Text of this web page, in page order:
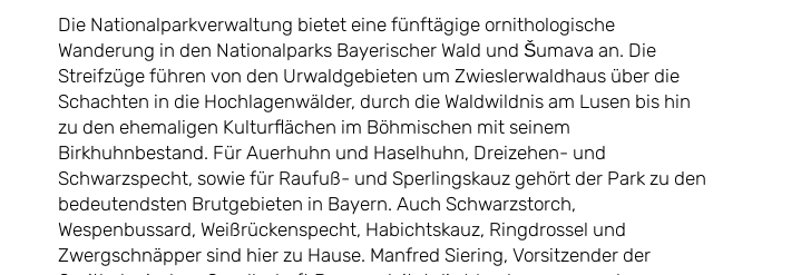
Die Nationalparkverwaltung bietet eine fünftägige ornithologische
Wanderung in den Nationalparks Bayerischer Wald und Šumava an. Die
Streifzüge führen von den Urwaldgebieten um Zwieslerwaldhaus über die
Schachten in die Hochlagenwälder, durch die Waldwildnis am Lusen bis hin
zu den ehemaligen Kulturflächen im Böhmischen mit seinem
Birkhuhnbestand. Für Auerhuhn und Haselhuhn, Dreizehen- und
Schwarzspecht, sowie für Raufuß- und Sperlingskauz gehört der Park zu den
bedeutendsten Brutgebieten in Bayern. Auch Schwarzstorch,
Wespenbussard, Weißrückenspecht, Habichtskauz, Ringdrossel und
Zwergschnäpper sind hier zu Hause. Manfred Siering, Vorsitzender der